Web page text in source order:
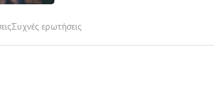
Συχνές ερωτήσεις